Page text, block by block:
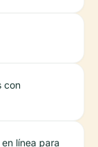
con
línea para